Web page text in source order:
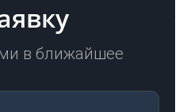
в ближайшее